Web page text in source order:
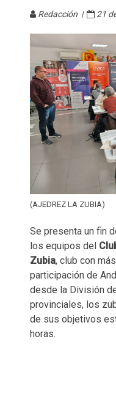
Redacción | 21
(AJEDREZ LA ZUBIA)
Se presenta un fin
los equipos del
Zubia, club con
participación de
desde la División
provinciales, los
de sus objetivos
horas.